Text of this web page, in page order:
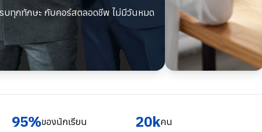
บทุกทักษะ กับคอร์สตลอดชีพ ไม่มีวันหมด
95%ของนักเรียน
20kคน